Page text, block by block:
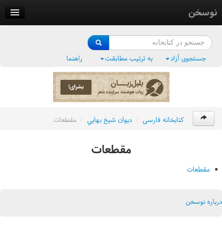
نوسخن
فرهنگ واژگان
جستجوی آزاد به ترتیب مطابقت راهنما
کتابخانه فارسی / ديوان شيخ بهايي / مقطعات
مقطعات
مقطعات
درباره نوسخن